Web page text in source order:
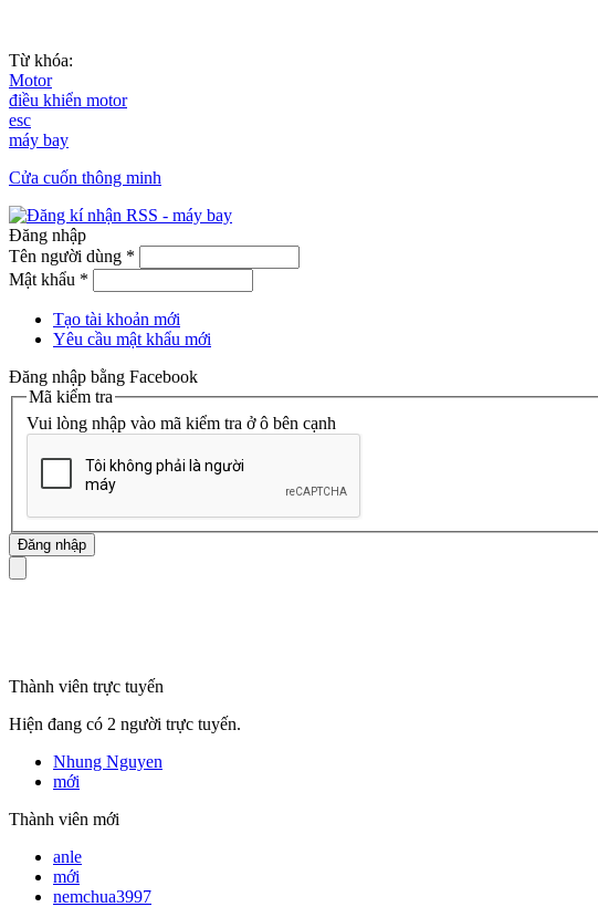
Từ khóa:
Motor
điều khiển motor
esc
máy bay
Cửa cuốn thông minh
Đăng nhập
Tên người dùng *
Mật khẩu *
Tạo tài khoản mới
Yêu cầu mật khẩu mới
Đăng nhập bằng Facebook
Mã kiểm tra
Vui lòng nhập vào mã kiểm tra ở ô bên cạnh
Thành viên trực tuyến
Hiện đang có 2 người trực tuyến.
Nhung Nguyen
mới
Thành viên mới
anle
mới
nemchua3997